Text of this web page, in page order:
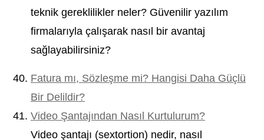
teknik gereklilikler neler? Güvenilir yazılım
firmalarıyla çalışarak nasıl bir avantaj
sağlayabilirsiniz?
Fatura mı, Sözleşme mi? Hangisi Daha Güçlü
Bir Delildir?
Video Şantajından Nasıl Kurtulurum?
Video şantajı (sextortion) nedir, nasıl